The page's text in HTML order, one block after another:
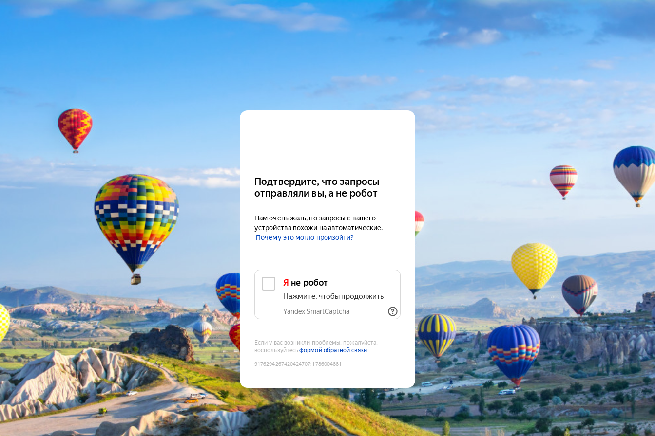
Подтвердите, что запросы
отправляли вы, а не робот
Нам очень жаль, но запросы с вашего
устройства похожи на автоматические.
Почему это могло произойти?
Я не робот
Нажмите, чтобы продолжить
Yandex SmartCaptcha
Если у вас возникли проблемы, пожалуйста,
воспользуйтесьформой обратной связи
9176294267420424707:1786004881